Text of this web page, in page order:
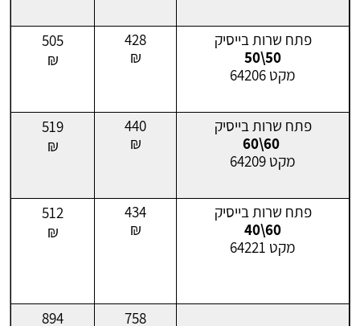
פתח שרות בייסיק
50\50
מקט 64206
428
₪
505
₪
פתח שרות בייסיק
60\60
מקט 64209
440
₪
519
₪
פתח שרות בייסיק
60\40
מקט 64221
434
₪
512
₪
758
894